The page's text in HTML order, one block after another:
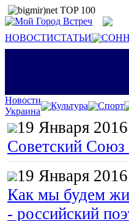
НОВОСТИСТАТЬИ
Новости
Украина
Культура Спорт
19 Января 2016
Советский Союз
19 Января 2016
Как мы будем
- российский